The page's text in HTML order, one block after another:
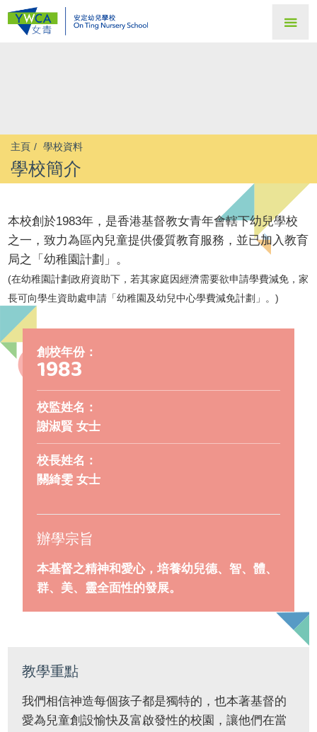
主頁 學校資料
學校簡介
本校創於1983年，是香港基督教女青年會轄下幼兒學校
之一，致力為區內兒童提供優質教育服務，並已加入教育
局之「幼稚園計劃」。
(在幼稚園計劃政府資助下，若其家庭因經濟需要欲申請學費減免，家
長可向學生資助處申請「幼稚園及幼兒中心學費減免計劃」。)
創校年份：
1983
校監姓名：
謝淑賢 女士
校長姓名：
關綺雯 女士
辦學宗旨
本基督之精神和愛心，培養幼兒德、智、體、
群、美、靈全面性的發展。
教學重點
我們相信神造每個孩子都是獨特的，也本著基督的
愛為兒童創設愉快及富啟發性的校園，讓他們在當